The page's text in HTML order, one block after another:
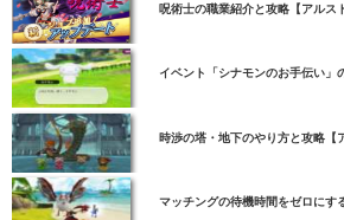
呪術士の職業紹介と攻略【アルス
イベント「シナモンのお手伝い」
時渉の塔・地下のやり方と攻略【
マッチングの待機時間をゼロにす